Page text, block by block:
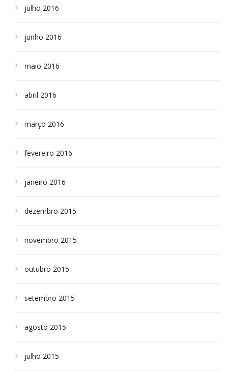
julho 2016
junho 2016
maio 2016
abril 2016
março 2016
fevereiro 2016
janeiro 2016
dezembro 2015
novembro 2015
outubro 2015
setembro 2015
agosto 2015
julho 2015